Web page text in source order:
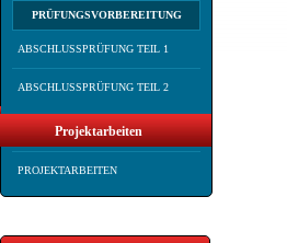
PRÜFUNGSVORBEREITUNG
ABSCHLUSSPRÜFUNG TEIL 1
ABSCHLUSSPRÜFUNG TEIL 2
Projektarbeiten
PROJEKTARBEITEN